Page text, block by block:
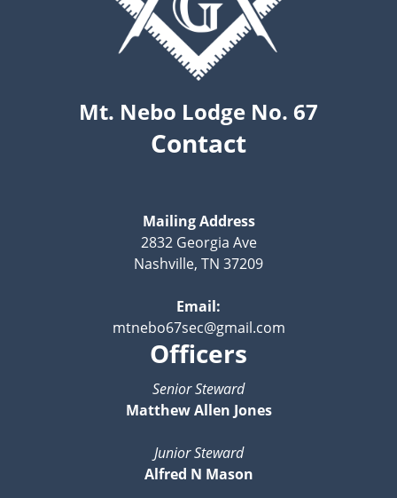
Mt. Nebo Lodge No. 67
Contact
Mailing Address
2832 Georgia Ave
Nashville, TN 37209
Email:
mtnebo67sec@gmail.com
Officers
Senior Steward
Matthew Allen Jones
Junior Steward
Alfred N Mason